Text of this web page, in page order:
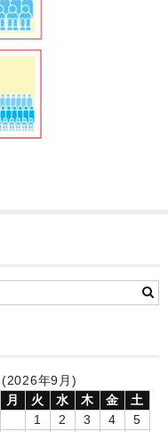
(2026年9月)
月 火 水 木 金
土
1
2 3 4 5